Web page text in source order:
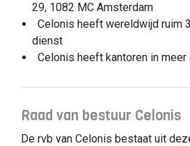
29, 1082 MC Amsterdam
Celonis heeft wereldwijd ruim
dienst
Celonis heeft kantoren in meer
Raad van bestuur Celonis
De rvb van Celonis bestaat uit